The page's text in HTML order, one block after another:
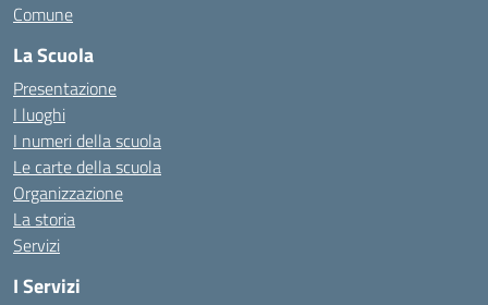
Comune
La Scuola
Presentazione
I luoghi
I numeri della scuola
Le carte della scuola
Organizzazione
La storia
Servizi
I Servizi